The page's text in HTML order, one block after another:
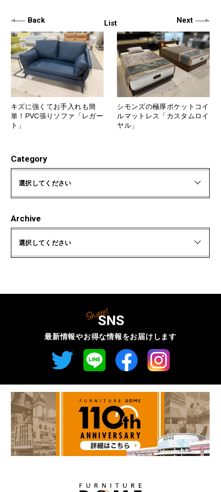
Back
キズに強くてお手入れも簡
単！PVC張りソファ「レガー
ト」
シモンズの極厚ポケットコイ
ルマットレス「カスタムロイ
ヤル」
Next
List
Category
選択してください
Archive
選択してください
最新情報やお得な情報をお届けします